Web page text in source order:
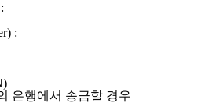
:
은행에서 송금할 경우